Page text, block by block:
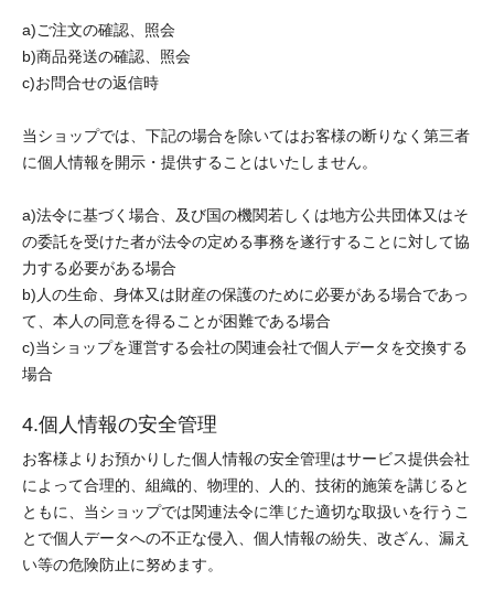
a)ご注文の確認、照会
b)商品発送の確認、照会
c)お問合せの返信時
当ショップでは、下記の場合を除いてはお客様の断りなく第三者
に個人情報を開示・提供することはいたしません。
a)法令に基づく場合、及び国の機関若しくは地方公共団体又はそ
の委託を受けた者が法令の定める事務を遂行することに対して協
力する必要がある場合
b)人の生命、身体又は財産の保護のために必要がある場合であっ
て、本人の同意を得ることが困難である場合
c)当ショップを運営する会社の関連会社で個人データを交換する
場合
4.個人情報の安全管理
お客様よりお預かりした個人情報の安全管理はサービス提供会社
によって合理的、組織的、物理的、人的、技術的施策を講じると
ともに、当ショップでは関連法令に準じた適切な取扱いを行うこ
とで個人データへの不正な侵入、個人情報の紛失、改ざん、漏え
い等の危険防止に努めます。